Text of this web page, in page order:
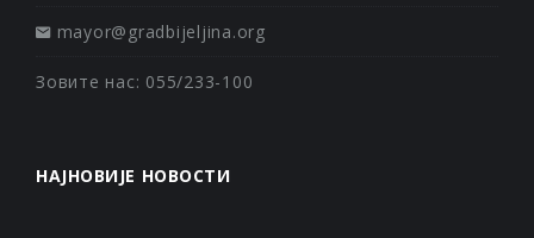
mayor@gradbijeljina.org
Зовите нас: 055/233-100
НАЈНОВИЈЕ НОВОСТИ